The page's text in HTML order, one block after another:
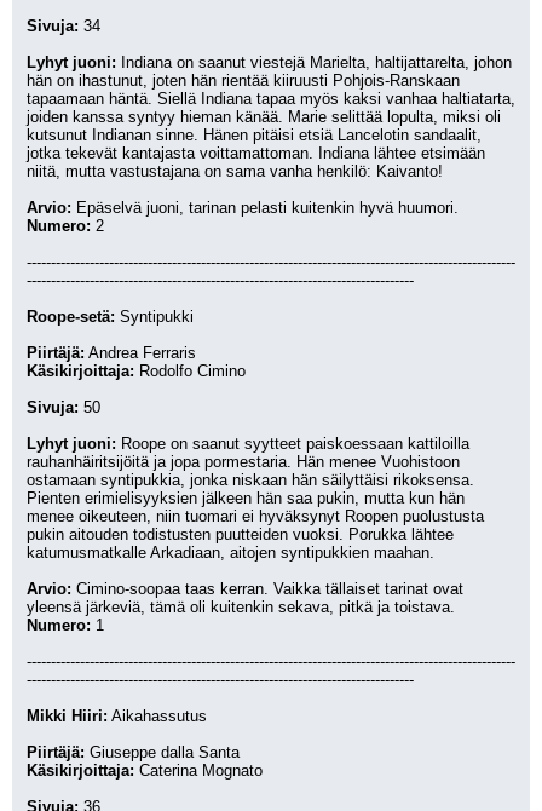
Sivuja: 34
Lyhyt juoni: Indiana on saanut viestejä Marielta, haltijattarelta, johon
hän on ihastunut, joten hän rientää kiiruusti Pohjois-Ranskaan
tapaamaan häntä. Siellä Indiana tapaa myös kaksi vanhaa haltiatarta,
joiden kanssa syntyy hieman känää. Marie selittää lopulta, miksi oli
kutsunut Indianan sinne. Hänen pitäisi etsiä Lancelotin sandaalit,
jotka tekevät kantajasta voittamattoman. Indiana lähtee etsimään
niitä, mutta vastustajana on sama vanha henkilö: Kaivanto!
Arvio: Epäselvä juoni, tarinan pelasti kuitenkin hyvä huumori.
Numero: 2
-----------------------------------------------------------------------------------------------------
--------------------------------------------------------------------------------
Roope-setä: Syntipukki
Piirtäjä: Andrea Ferraris
Käsikirjoittaja: Rodolfo Cimino
Sivuja: 50
Lyhyt juoni: Roope on saanut syytteet paiskoessaan kattiloilla
rauhanhäiritsijöitä ja jopa pormestaria. Hän menee Vuohistoon
ostamaan syntipukkia, jonka niskaan hän säilyttäisi rikoksensa.
Pienten erimielisyyksien jälkeen hän saa pukin, mutta kun hän
menee oikeuteen, niin tuomari ei hyväksynyt Roopen puolustusta
pukin aitouden todistusten puutteiden vuoksi. Porukka lähtee
katumusmatkalle Arkadiaan, aitojen syntipukkien maahan.
Arvio: Cimino-soopaa taas kerran. Vaikka tällaiset tarinat ovat
yleensä järkeviä, tämä oli kuitenkin sekava, pitkä ja toistava.
Numero: 1
-----------------------------------------------------------------------------------------------------
--------------------------------------------------------------------------------
Mikki Hiiri: Aikahassutus
Piirtäjä: Giuseppe dalla Santa
Käsikirjoittaja: Caterina Mognato
Sivuja: 36